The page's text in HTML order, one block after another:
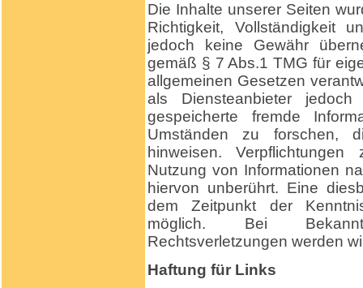
Die Inhalte unserer Seiten
Richtigkeit, Vollständigkeit
jedoch keine Gewähr
gemäß § 7 Abs.1 TMG für
allgemeinen Gesetzen
als Diensteanbieter
gespeicherte fremde
Umständen zu forschen,
hinweisen.
Nutzung von Informationen
hiervon unberührt. Eine
dem Zeitpunkt der
möglich. Bei
Rechtsverletzungen werden
Haftung für Links